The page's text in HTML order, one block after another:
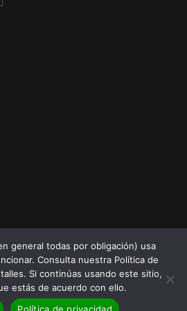
Birra's TerrorPolítica De Privacidad
PorCatch Themes
general todas por obligación) usa
Consulta nuestra Política de
Si continúas usando este sitio,
estás de acuerdo con ello.
Política de privacidad